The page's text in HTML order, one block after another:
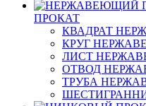
ПРОКАТ
КВАДРАТ
КРУГ
ЛИСТ
ОТВОД
ТРУБА